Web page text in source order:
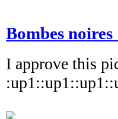
Bombes noires
I approve this